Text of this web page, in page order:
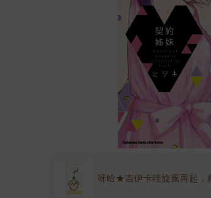
呀哈★吉伊卡哇旋風再起，